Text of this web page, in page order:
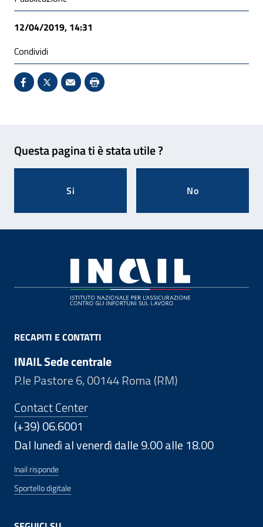
12/04/2019, 14:31
Condividi
Condividi su Facebook - Sito esterno - Apertura in
X - Sito esterno - Apertura in nuova finestra
Invio Mail: apre il programma di posta
Stampa pagina: scelta meno
Questa pagina ti è stata utile ?
Si No
RECAPITI E CONTATTI
INAIL Sede centrale
P.le Pastore 6, 00144 Roma (RM)
Contact Center
(+39) 06.6001
Dal lunedì al venerdì dalle 9.00 alle 18.00
Inail risponde
Sportello digitale